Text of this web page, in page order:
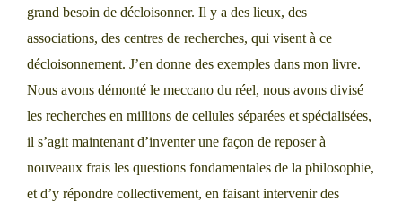
grand besoin de décloisonner. Il y a des lieux, des
associations, des centres de recherches, qui visent à ce
décloisonnement. J’en donne des exemples dans mon livre.
Nous avons démonté le meccano du réel, nous avons divisé
les recherches en millions de cellules séparées et spécialisées,
il s’agit maintenant d’inventer une façon de reposer à
nouveaux frais les questions fondamentales de la philosophie,
et d’y répondre collectivement, en faisant intervenir des